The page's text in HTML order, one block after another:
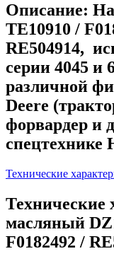
Описание:
TE10910 /
RE504914,
серии 4045 и
различной
Deere
форвардер и
спецтехнике
Технические
Технические
масляный
F0182492 /